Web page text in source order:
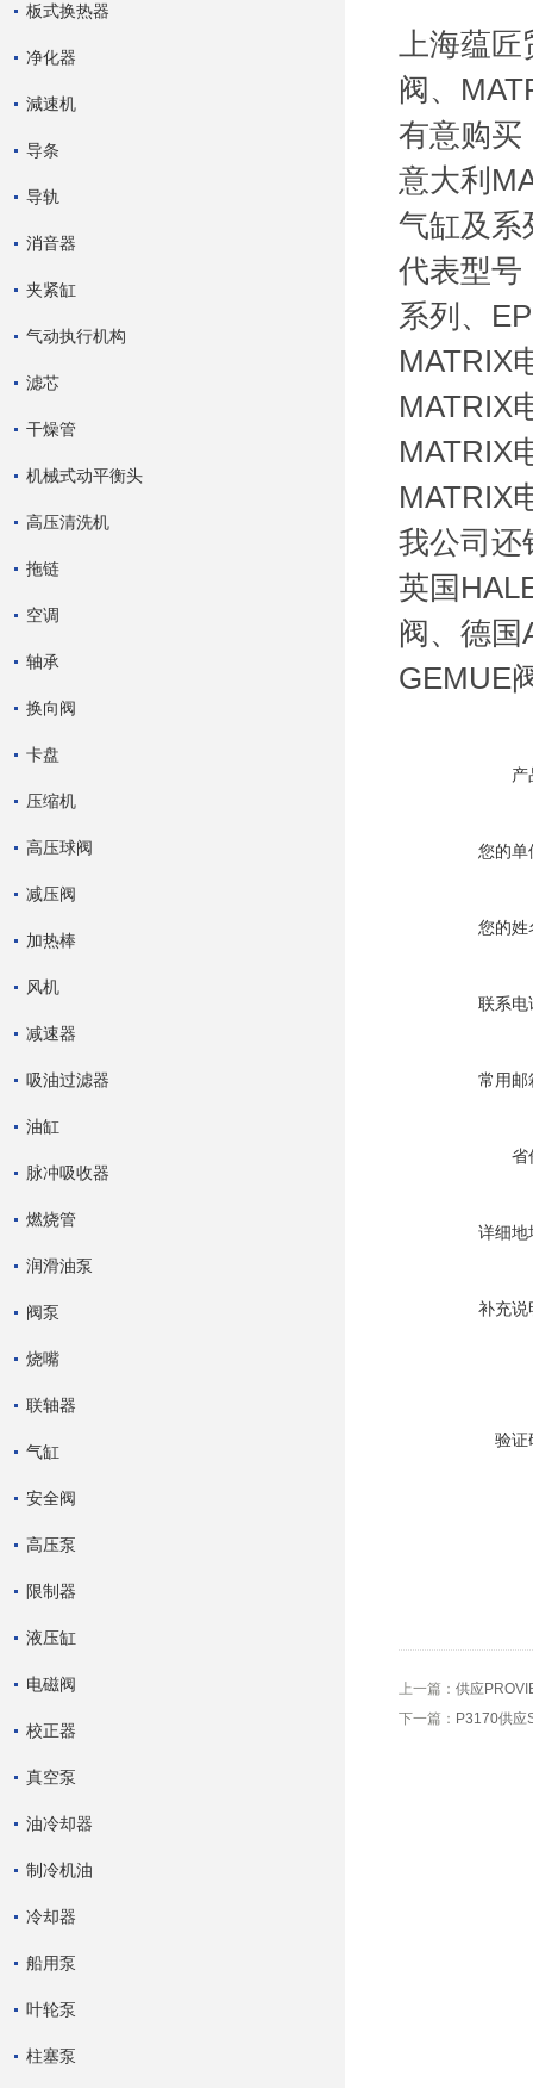
板式换热器
净化器
減速机
导条
导轨
消音器
夹紧缸
气动执行机构
滤芯
干燥管
机械式动平衡头
高压清洗机
拖链
空调
轴承
换向阀
卡盘
压缩机
高压球阀
减压阀
加热棒
风机
减速器
吸油过滤器
油缸
脉冲吸收器
燃烧管
润滑油泵
阀泵
烧嘴
联轴器
气缸
安全阀
高压泵
限制器
液压缸
电磁阀
校正器
真空泵
油冷却器
制冷机油
冷却器
船用泵
叶轮泵
柱塞泵
上海蕴
阀、
有意购买
意大利
气缸及系
代表型号
系列、
MATRIX
我公司还
英国
阀、德国
GEMUE
产
您的单
您的姓
联系电
常用邮
省
详细地
补充说
验证
上一篇： 供应
下一篇： P3170供应